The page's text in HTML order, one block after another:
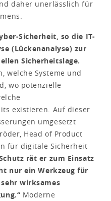
daher unerlässlich für
Sicherheit, so die IT-
(Lückenanalyse) zur
Sicherheits­lage.
welche Systeme und
wo potenzielle
existieren. Auf dieser
umgesetzt
Head of Product
für digitale Sicherheit
rät er zum Einsatz
nur ein Werkzeug für
wirksames
Moderne